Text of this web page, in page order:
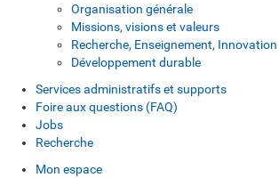
Organisation générale
Missions, visions et valeurs
Recherche, Enseignement, Innovation
Développement durable
Services administratifs et supports
Foire aux questions (FAQ)
Jobs
Recherche
Mon espace